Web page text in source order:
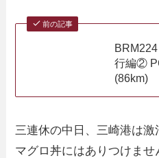
前の記事
行編②
(86km)
三連休の中日、三崎港は
マグロ丼にはありつけませ